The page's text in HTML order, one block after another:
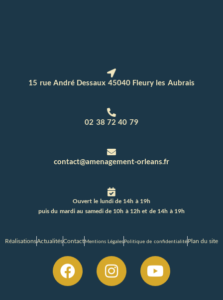
15 rue André Dessaux 45040 Fleury les Aubrais
02 38 72 40 79
contact@amenagement-orleans.fr
Ouvert le lundi de 14h à 19h
puis du mardi au samedi de 10h à 12h et de 14h à 19h
RéalisationsActualitésContactMentions LégalesPolitique de confidentialitéPlan du site